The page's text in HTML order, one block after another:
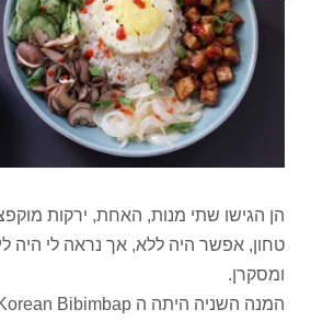
הן הגישו שתי מנות, האחת, ירקות
טחון, אפשר היה ללא, אך נראה לי היה לי
ומסקרן.
המנה השניה היתה ה Korean Bibimbap,